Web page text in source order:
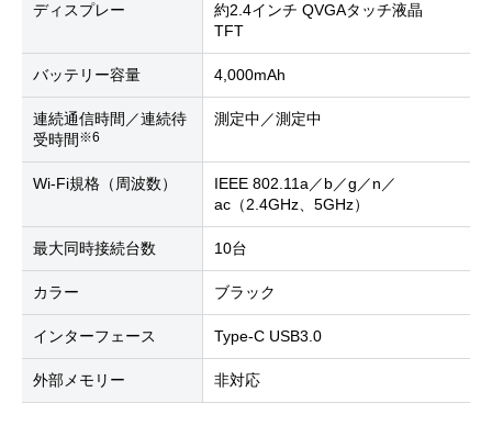
ディスプレー
約2.4インチ QVGAタッチ液晶
TFT
バッテリー容量 4,000mAh
連続通信時間／連続待
受時間 ※6
測定中／測定中
Wi-Fi規格（周波数）
IEEE 802.11a／b／g／n／
ac（2.4GHz、5GHz）
最大同時接続台数 10台
カラー ブラック
インターフェース Type-C USB3.0
外部メモリー 非対応